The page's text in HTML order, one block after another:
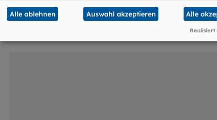
Das könnte Sie auch
interessieren
Alle ablehnen Auswahl akzeptieren Alle
Realisiert